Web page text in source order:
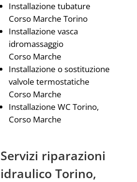
Installazione tubature
Corso Marche Torino
Installazione vasca
idromassaggio
Corso Marche
Installazione o sostituzione
valvole termostatiche
Corso Marche
Installazione WC Torino,
Corso Marche
Servizi riparazioni
idraulico Torino,